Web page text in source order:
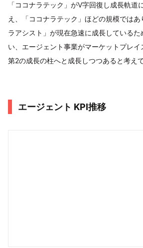
「ココナラテック」がV字回復し成長軌道
え、「ココナラテック」ほどの規模では
ラアシスト」が現在急速に成長している
い、エージェント事業がマーケットプレ
第2の成長の柱へと成長しつつあると考えて
エージェント KPI推移